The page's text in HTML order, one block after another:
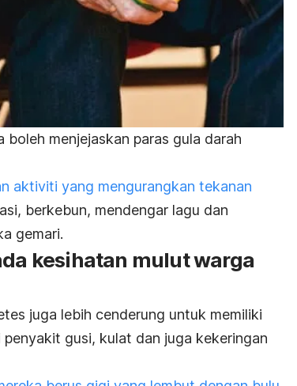
menjejaskan paras gula darah
aktiviti yang mengurangkan tekanan
berkebun, mendengar lagu dan
gemari.
kesihatan mulut warga
juga lebih cenderung untuk memiliki
gusi, kulat dan juga kekeringan